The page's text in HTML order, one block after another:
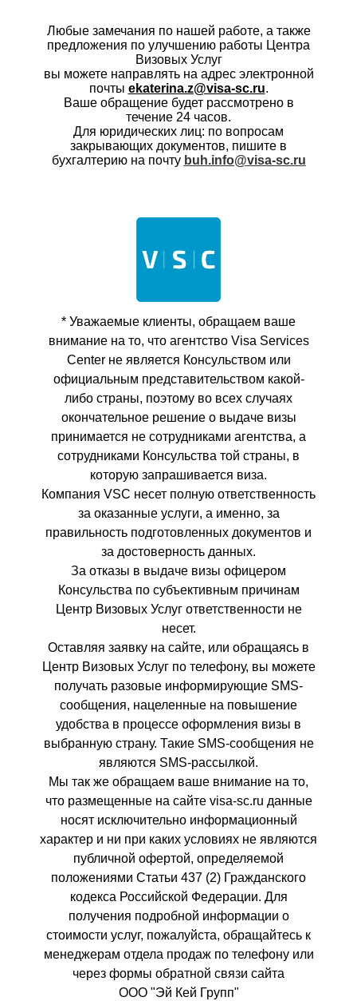
Любые замечания по нашей работе, а также
предложения по улучшению работы Центра
Визовых Услуг
вы можете направлять на адрес электронной
почты ekaterina.z@visa-sc.ru.
Ваше обращение будет рассмотрено в
течение 24 часов.
Для юридических лиц: по вопросам
закрывающих документов, пишите в
бухгалтерию на почту buh.info@visa-sc.ru
* Уважаемые клиенты, обращаем ваше
внимание на то, что агентство Visa Services
Center не является Консульством или
официальным представительством какой-
либо страны, поэтому во всех случаях
окончательное решение о выдаче визы
принимается не сотрудниками агентства, а
сотрудниками Консульства той страны, в
которую запрашивается виза.
Компания VSC несет полную ответственность
за оказанные услуги, а именно, за
правильность подготовленных документов и
за достоверность данных.
За отказы в выдаче визы офицером
Консульства по субъективным причинам
Центр Визовых Услуг ответственности не
несет.
Оставляя заявку на сайте, или обращаясь в
Центр Визовых Услуг по телефону, вы можете
получать разовые информирующие SMS-
сообщения, нацеленные на повышение
удобства в процессе оформления визы в
выбранную страну. Такие SMS-сообщения не
являются SMS-рассылкой.
Мы так же обращаем ваше внимание на то,
что размещенные на сайте visa-sc.ru данные
носят исключительно информационный
характер и ни при каких условиях не являются
публичной офертой, определяемой
положениями Статьи 437 (2) Гражданского
кодекса Российской Федерации. Для
получения подробной информации о
стоимости услуг, пожалуйста, обращайтесь к
менеджерам отдела продаж по телефону или
через формы обратной связи сайта
ООО "Эй Кей Групп"